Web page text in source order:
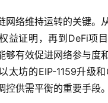
网络维持运转的关键。
益证明，再到DeFi项目
够有效促进网络参与度
太坊的EIP-1159升级
供需平衡的重要手段。